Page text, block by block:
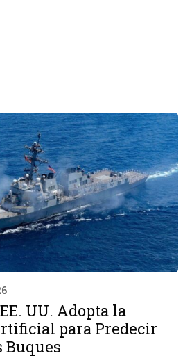
UU. Adopta la
para Predecir
Buques